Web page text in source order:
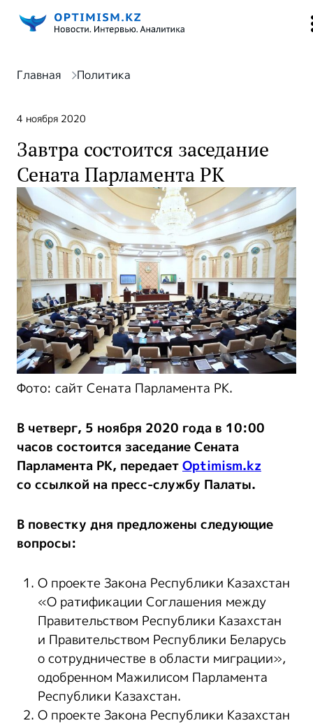
Главная Политика
4 ноября 2020
Завтра состоится заседание
Сената Парламента РК
Фото: сайт Сената Парламента РК.
В четверг, 5 ноября 2020 года в 10:00
часов состоится заседание Сената
Парламента РК, передаетOptimism.kz
со ссылкой на пресс-службу Палаты.
В повестку дня предложены следующие
вопросы:
О проекте Закона Республики Казахстан
«О ратификации Соглашения между
Правительством Республики Казахстан
и Правительством Республики Беларусь
о сотрудничестве в области миграции»,
одобренном Мажилисом Парламента
Республики Казахстан.
О проекте Закона Республики Казахстан